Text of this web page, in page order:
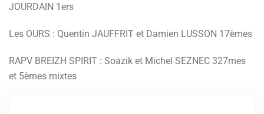
JOURDAIN 1ers
Les OURS : Quentin JAUFFRIT et Damien LUSSON 17èmes
RAPV BREIZH SPIRIT : Soazik et Michel SEZNEC 327mes
et 5èmes mixtes